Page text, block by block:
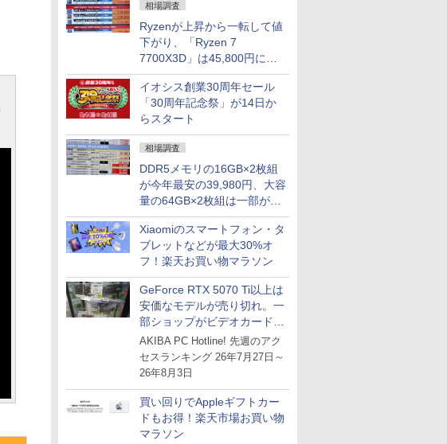
相場調査
Ryzenが上昇から一転して値
下がり、「Ryzen 7
7700X3D」は45,800円に急
落し「Ryzen 7 7800X3D」
との価格逆転解消 [8月前半の
CPU価格]
イオシス創業30周年セール
「30周年記念祭」が14日か
らスタート
相場調査
DDR5メモリの16GB×2枚組
が今年最安の39,980円、大容
量の64GB×2枚組は一部が続
騰 [8月前半のメモリ価格]
Xiaomiのスマートフォン・タ
ブレットなどが最大30%オ
フ！楽天お買い物マラソン
GeForce RTX 5070 Ti以上は
安価なモデルが売り切れ。一
部ショップがビデオカードの
購入制限を実施したニュース
が注目を集める
AKIBA PC Hotline! 先週のアク
セスランキング 26年7月27日～
26年8月3日
買い回りでAppleギフトカー
ドもお得！楽天市場お買い物
マラソン